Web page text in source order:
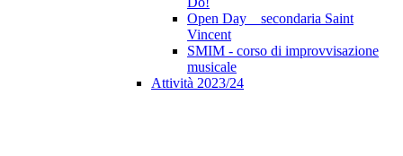
Open Day _ secondaria Saint
Vincent
SMIM - corso di improvvisazione
musicale
Attività 2023/24